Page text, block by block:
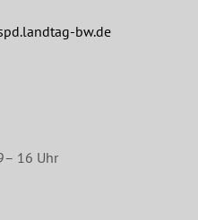
bw.de
16 Uhr